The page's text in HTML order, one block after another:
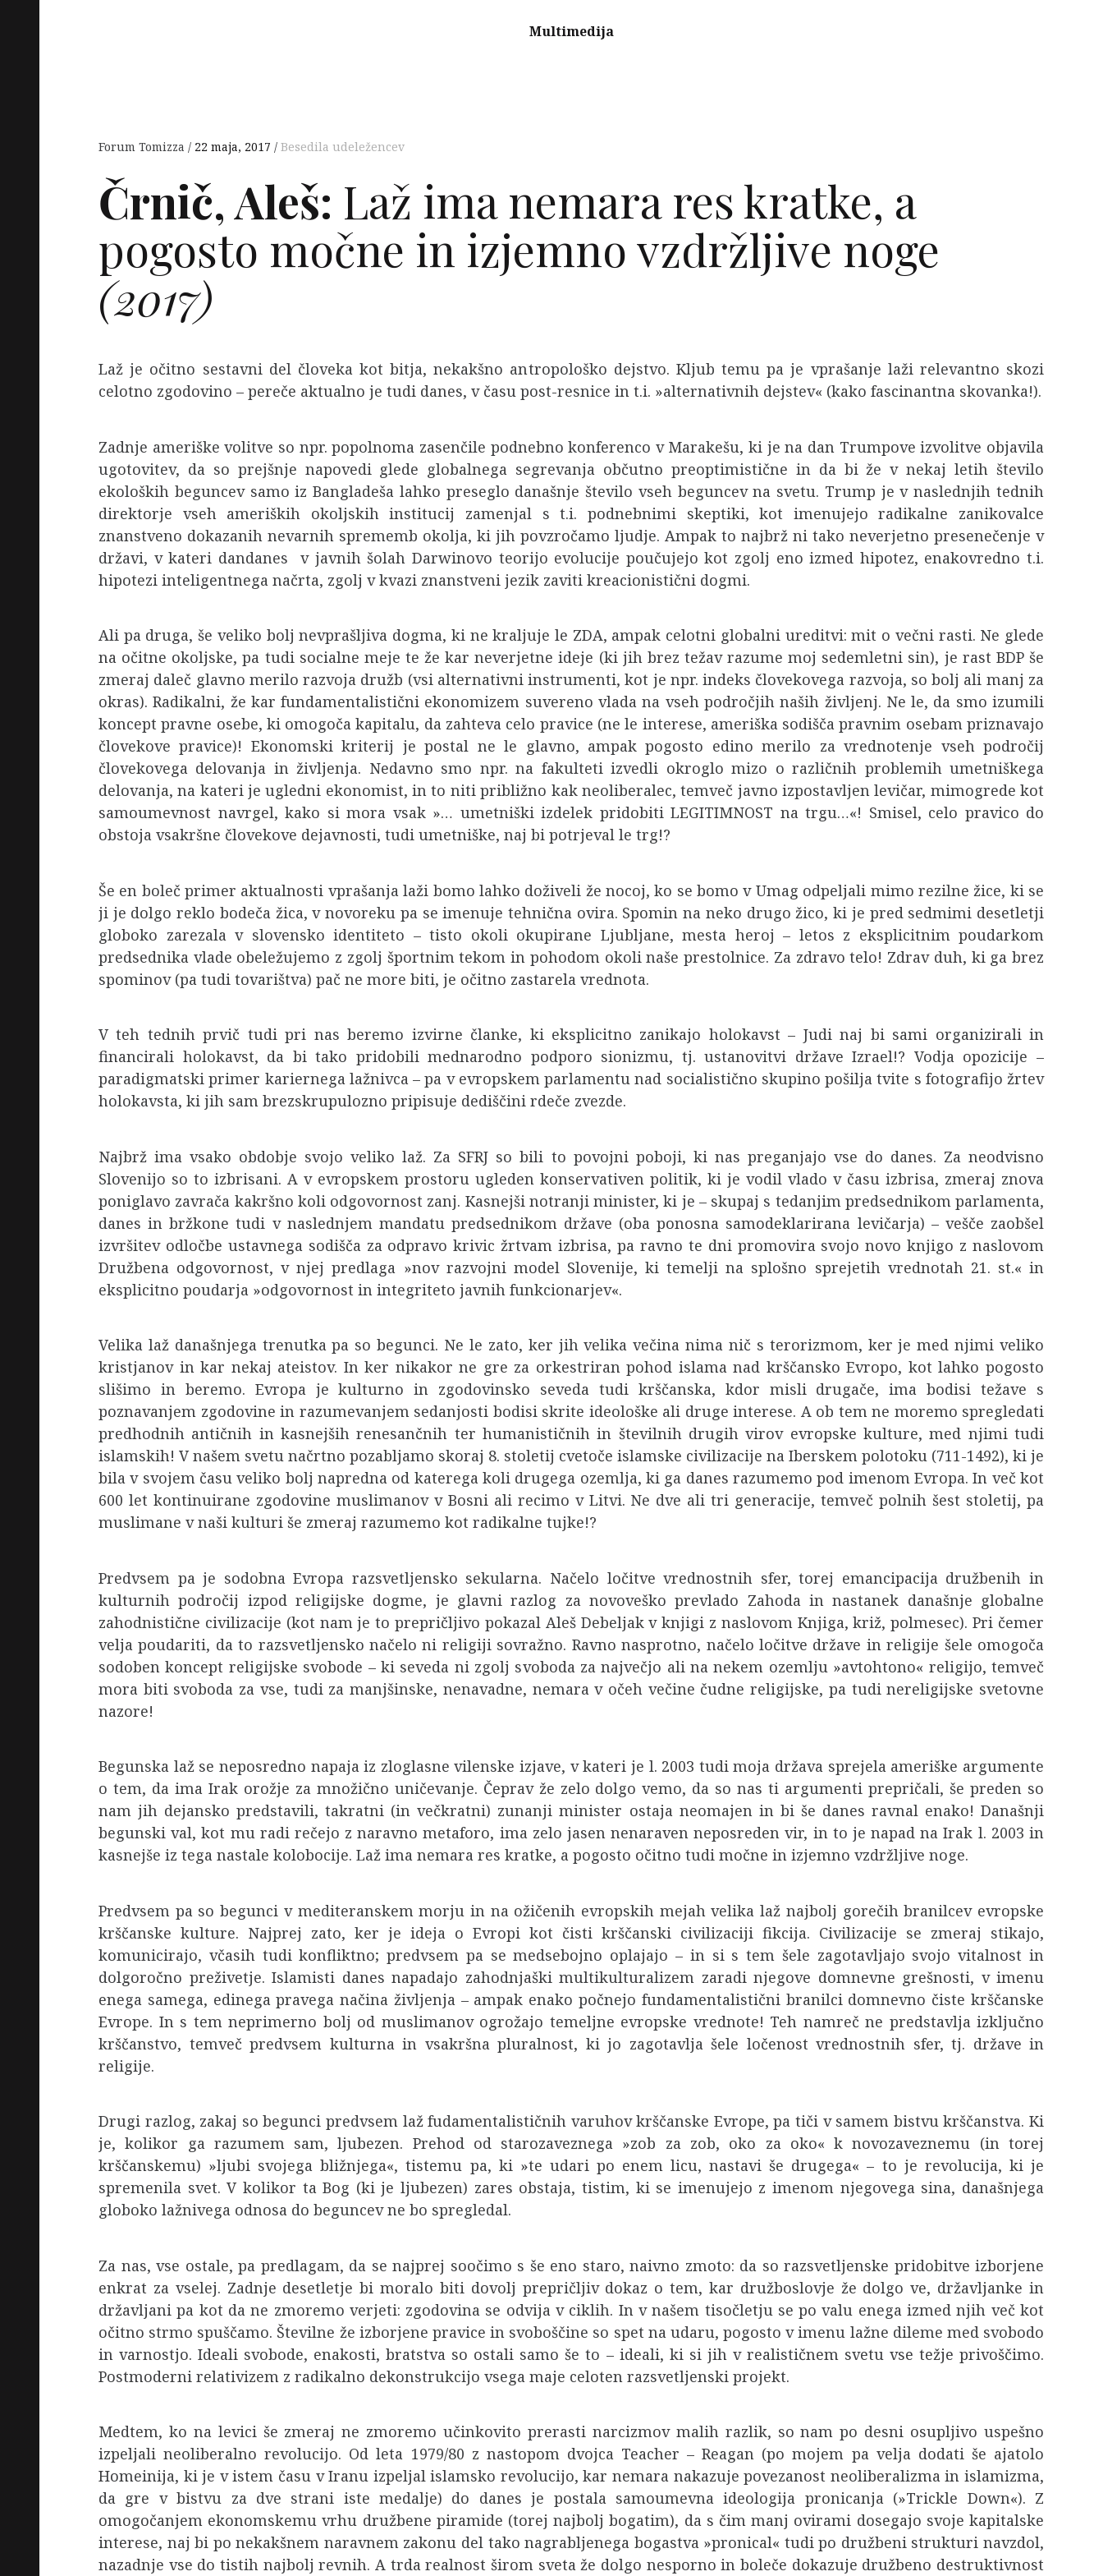
Multimedija
Forum Tomizza 22 maja, 2017 Besedila udeležencev
Črnič, Aleš: Laž ima nemara res kratke, a
pogosto močne in izjemno vzdržljive noge
(2017)
Laž je očitno sestavni del človeka kot bitja, nekakšno antropološko dejstvo. Kljub temu pa je vprašanje laži relevantno skozi
celotno zgodovino – pereče aktualno je tudi danes, v času post-resnice in t.i. »alternativnih dejstev« (kako fascinantna skovanka!).
Zadnje ameriške volitve so npr. popolnoma zasenčile podnebno konferenco v Marakešu, ki je na dan Trumpove izvolitve objavila
ugotovitev, da so prejšnje napovedi glede globalnega segrevanja občutno preoptimistične in da bi že v nekaj letih število
ekoloških beguncev samo iz Bangladeša lahko preseglo današnje število vseh beguncev na svetu. Trump je v naslednjih tednih
direktorje vseh ameriških okoljskih institucij zamenjal s t.i. podnebnimi skeptiki, kot imenujejo radikalne zanikovalce
znanstveno dokazanih nevarnih sprememb okolja, ki jih povzročamo ljudje. Ampak to najbrž ni tako neverjetno presenečenje v
državi, v kateri dandanes v javnih šolah Darwinovo teorijo evolucije poučujejo kot zgolj eno izmed hipotez, enakovredno t.i.
hipotezi inteligentnega načrta, zgolj v kvazi znanstveni jezik zaviti kreacionistični dogmi.
Ali pa druga, še veliko bolj nevprašljiva dogma, ki ne kraljuje le ZDA, ampak celotni globalni ureditvi: mit o večni rasti. Ne glede
na očitne okoljske, pa tudi socialne meje te že kar neverjetne ideje (ki jih brez težav razume moj sedemletni sin), je rast BDP še
zmeraj daleč glavno merilo razvoja družb (vsi alternativni instrumenti, kot je npr. indeks človekovega razvoja, so bolj ali manj za
okras). Radikalni, že kar fundamentalistični ekonomizem suvereno vlada na vseh področjih naših življenj. Ne le, da smo izumili
koncept pravne osebe, ki omogoča kapitalu, da zahteva celo pravice (ne le interese, ameriška sodišča pravnim osebam priznavajo
človekove pravice)! Ekonomski kriterij je postal ne le glavno, ampak pogosto edino merilo za vrednotenje vseh področij
človekovega delovanja in življenja. Nedavno smo npr. na fakulteti izvedli okroglo mizo o različnih problemih umetniškega
delovanja, na kateri je ugledni ekonomist, in to niti približno kak neoliberalec, temveč javno izpostavljen levičar, mimogrede kot
samoumevnost navrgel, kako si mora vsak »… umetniški izdelek pridobiti LEGITIMNOST na trgu…«! Smisel, celo pravico do
obstoja vsakršne človekove dejavnosti, tudi umetniške, naj bi potrjeval le trg!?
Še en boleč primer aktualnosti vprašanja laži bomo lahko doživeli že nocoj, ko se bomo v Umag odpeljali mimo rezilne žice, ki se
ji je dolgo reklo bodeča žica, v novoreku pa se imenuje tehnična ovira. Spomin na neko drugo žico, ki je pred sedmimi desetletji
globoko zarezala v slovensko identiteto – tisto okoli okupirane Ljubljane, mesta heroj – letos z eksplicitnim poudarkom
predsednika vlade obeležujemo z zgolj športnim tekom in pohodom okoli naše prestolnice. Za zdravo telo! Zdrav duh, ki ga brez
spominov (pa tudi tovarištva) pač ne more biti, je očitno zastarela vrednota.
V teh tednih prvič tudi pri nas beremo izvirne članke, ki eksplicitno zanikajo holokavst – Judi naj bi sami organizirali in
financirali holokavst, da bi tako pridobili mednarodno podporo sionizmu, tj. ustanovitvi države Izrael!? Vodja opozicije –
paradigmatski primer kariernega lažnivca – pa v evropskem parlamentu nad socialistično skupino pošilja tvite s fotografijo žrtev
holokavsta, ki jih sam brezskrupulozno pripisuje dediščini rdeče zvezde.
Najbrž ima vsako obdobje svojo veliko laž. Za SFRJ so bili to povojni poboji, ki nas preganjajo vse do danes. Za neodvisno
Slovenijo so to izbrisani. A v evropskem prostoru ugleden konservativen politik, ki je vodil vlado v času izbrisa, zmeraj znova
poniglavo zavrača kakršno koli odgovornost zanj. Kasnejši notranji minister, ki je – skupaj s tedanjim predsednikom parlamenta,
danes in bržkone tudi v naslednjem mandatu predsednikom države (oba ponosna samodeklarirana levičarja) – vešče zaobšel
izvršitev odločbe ustavnega sodišča za odpravo krivic žrtvam izbrisa, pa ravno te dni promovira svojo novo knjigo z naslovom
Družbena odgovornost, v njej predlaga »nov razvojni model Slovenije, ki temelji na splošno sprejetih vrednotah 21. st.« in
eksplicitno poudarja »odgovornost in integriteto javnih funkcionarjev«.
Velika laž današnjega trenutka pa so begunci. Ne le zato, ker jih velika večina nima nič s terorizmom, ker je med njimi veliko
kristjanov in kar nekaj ateistov. In ker nikakor ne gre za orkestriran pohod islama nad krščansko Evropo, kot lahko pogosto
slišimo in beremo. Evropa je kulturno in zgodovinsko seveda tudi krščanska, kdor misli drugače, ima bodisi težave s
poznavanjem zgodovine in razumevanjem sedanjosti bodisi skrite ideološke ali druge interese. A ob tem ne moremo spregledati
predhodnih antičnih in kasnejših renesančnih ter humanističnih in številnih drugih virov evropske kulture, med njimi tudi
islamskih! V našem svetu načrtno pozabljamo skoraj 8. stoletij cvetoče islamske civilizacije na Iberskem polotoku (711-1492), ki je
bila v svojem času veliko bolj napredna od katerega koli drugega ozemlja, ki ga danes razumemo pod imenom Evropa. In več kot
600 let kontinuirane zgodovine muslimanov v Bosni ali recimo v Litvi. Ne dve ali tri generacije, temveč polnih šest stoletij, pa
muslimane v naši kulturi še zmeraj razumemo kot radikalne tujke!?
Predvsem pa je sodobna Evropa razsvetljensko sekularna. Načelo ločitve vrednostnih sfer, torej emancipacija družbenih in
kulturnih področij izpod religijske dogme, je glavni razlog za novoveško prevlado Zahoda in nastanek današnje globalne
zahodnistične civilizacije (kot nam je to prepričljivo pokazal Aleš Debeljak v knjigi z naslovom Knjiga, križ, polmesec). Pri čemer
velja poudariti, da to razsvetljensko načelo ni religiji sovražno. Ravno nasprotno, načelo ločitve države in religije šele omogoča
sodoben koncept religijske svobode – ki seveda ni zgolj svoboda za največjo ali na nekem ozemlju »avtohtono« religijo, temveč
mora biti svoboda za vse, tudi za manjšinske, nenavadne, nemara v očeh večine čudne religijske, pa tudi nereligijske svetovne
nazore!
Begunska laž se neposredno napaja iz zloglasne vilenske izjave, v kateri je l. 2003 tudi moja država sprejela ameriške argumente
o tem, da ima Irak orožje za množično uničevanje. Čeprav že zelo dolgo vemo, da so nas ti argumenti prepričali, še preden so
nam jih dejansko predstavili, takratni (in večkratni) zunanji minister ostaja neomajen in bi še danes ravnal enako! Današnji
begunski val, kot mu radi rečejo z naravno metaforo, ima zelo jasen nenaraven neposreden vir, in to je napad na Irak l. 2003 in
kasnejše iz tega nastale kolobocije. Laž ima nemara res kratke, a pogosto očitno tudi močne in izjemno vzdržljive noge.
Predvsem pa so begunci v mediteranskem morju in na ožičenih evropskih mejah velika laž najbolj gorečih branilcev evropske
krščanske kulture. Najprej zato, ker je ideja o Evropi kot čisti krščanski civilizaciji fikcija. Civilizacije se zmeraj stikajo,
komunicirajo, včasih tudi konfliktno; predvsem pa se medsebojno oplajajo – in si s tem šele zagotavljajo svojo vitalnost in
dolgoročno preživetje. Islamisti danes napadajo zahodnjaški multikulturalizem zaradi njegove domnevne grešnosti, v imenu
enega samega, edinega pravega načina življenja – ampak enako počnejo fundamentalistični branilci domnevno čiste krščanske
Evrope. In s tem neprimerno bolj od muslimanov ogrožajo temeljne evropske vrednote! Teh namreč ne predstavlja izključno
krščanstvo, temveč predvsem kulturna in vsakršna pluralnost, ki jo zagotavlja šele ločenost vrednostnih sfer, tj. države in
religije.
Drugi razlog, zakaj so begunci predvsem laž fudamentalističnih varuhov krščanske Evrope, pa tiči v samem bistvu krščanstva. Ki
je, kolikor ga razumem sam, ljubezen. Prehod od starozaveznega »zob za zob, oko za oko« k novozaveznemu (in torej
krščanskemu) »ljubi svojega bližnjega«, tistemu pa, ki »te udari po enem licu, nastavi še drugega« – to je revolucija, ki je
spremenila svet. V kolikor ta Bog (ki je ljubezen) zares obstaja, tistim, ki se imenujejo z imenom njegovega sina, današnjega
globoko lažnivega odnosa do beguncev ne bo spregledal.
Za nas, vse ostale, pa predlagam, da se najprej soočimo s še eno staro, naivno zmoto: da so razsvetljenske pridobitve izborjene
enkrat za vselej. Zadnje desetletje bi moralo biti dovolj prepričljiv dokaz o tem, kar družboslovje že dolgo ve, državljanke in
državljani pa kot da ne zmoremo verjeti: zgodovina se odvija v ciklih. In v našem tisočletju se po valu enega izmed njih več kot
očitno strmo spuščamo. Številne že izborjene pravice in svoboščine so spet na udaru, pogosto v imenu lažne dileme med svobodo
in varnostjo. Ideali svobode, enakosti, bratstva so ostali samo še to – ideali, ki si jih v realističnem svetu vse težje privoščimo.
Postmoderni relativizem z radikalno dekonstrukcijo vsega maje celoten razsvetljenski projekt.
Medtem, ko na levici še zmeraj ne zmoremo učinkovito prerasti narcizmov malih razlik, so nam po desni osupljivo uspešno
izpeljali neoliberalno revolucijo. Od leta 1979/80 z nastopom dvojca Teacher – Reagan (po mojem pa velja dodati še ajatolo
Homeinija, ki je v istem času v Iranu izpeljal islamsko revolucijo, kar nemara nakazuje povezanost neoliberalizma in islamizma,
da gre v bistvu za dve strani iste medalje) do danes je postala samoumevna ideologija pronicanja (»Trickle Down«). Z
omogočanjem ekonomskemu vrhu družbene piramide (torej najbolj bogatim), da s čim manj ovirami dosegajo svoje kapitalske
interese, naj bi po nekakšnem naravnem zakonu del tako nagrabljenega bogastva »pronical« tudi po družbeni strukturi navzdol,
nazadnje vse do tistih najbolj revnih. A trda realnost širom sveta že dolgo nesporno in boleče dokazuje družbeno destruktivnost